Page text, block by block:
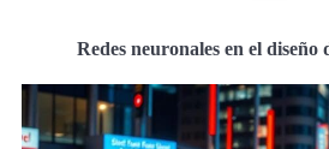
Redes neuronales en el diseño